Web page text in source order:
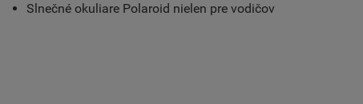
Slnečné okuliare Polaroid nielen pre vodičov